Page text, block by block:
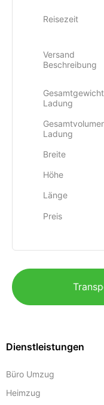
Reisezeit
Versand
Beschreibung
Ladung
Ladung
Breite
Höhe
Länge
Preis
Dienstleistungen
Büro Umzug
Heimzug